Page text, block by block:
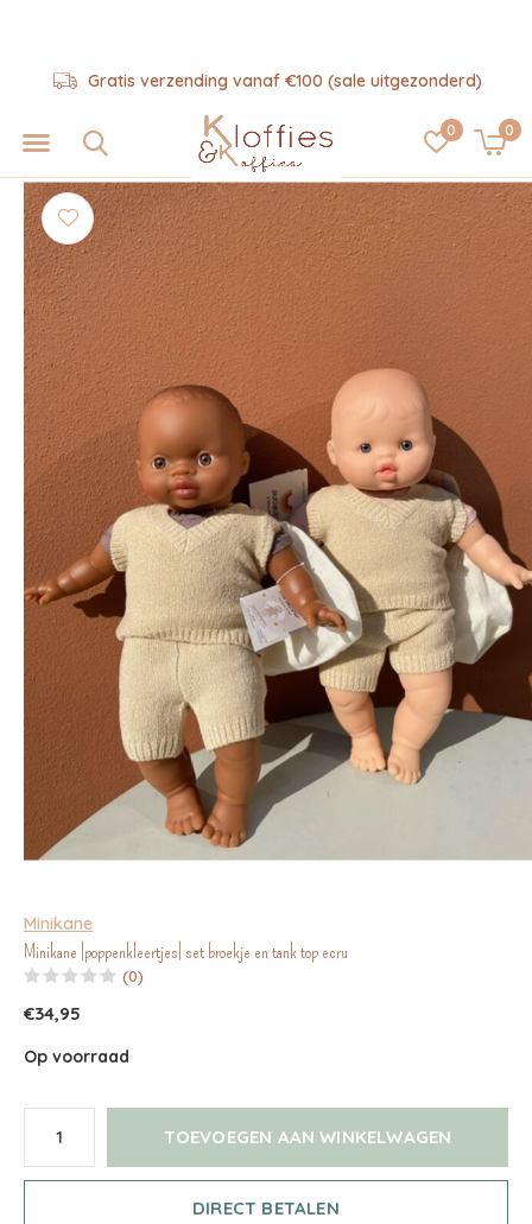
0 0
Gratis verzending vanaf €100 (sale uitgezonderd)
Minikane
Minikane |poppenkleertjes| set broekje en tank top ecru
(0)
€34,95
Op voorraad
TOEVOEGEN AAN WINKELWAGEN
DIRECT BETALEN